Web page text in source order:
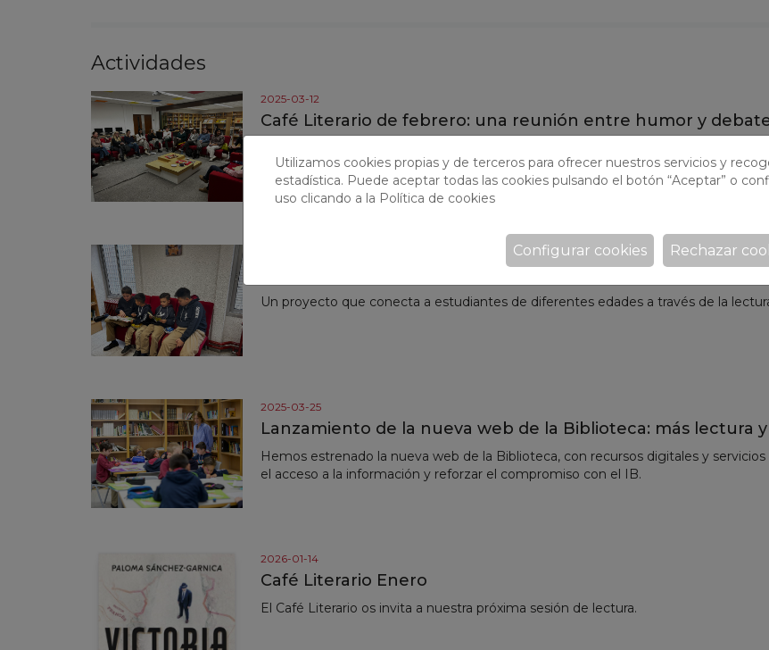
Actividades
2025-03-12
Café Literario de febrero: una reunión entre humor y
Literario, donde los participantes se reunieron para compartir impresiones sobre
señoras, del reconocido autor Eduardo Mendoza.
Un proyecto que conecta a estudiantes de diferentes edades a través de la
2025-03-25
Lanzamiento de la nueva web de la Biblioteca: más lectura
Hemos estrenado la nueva web de la Biblioteca, con recursos digitales y
el acceso a la información y reforzar el compromiso con el IB.
2026-01-14
Café Literario Enero
El Café Literario os invita a nuestra próxima sesión de lectura.
Utilizamos cookies propias y de terceros para ofrecer nuestros servicios y
estadística. Puede aceptar todas las cookies pulsando el botón “Aceptar” o
uso clicando a la Política de cookies
Rechazar
Configurar cookies